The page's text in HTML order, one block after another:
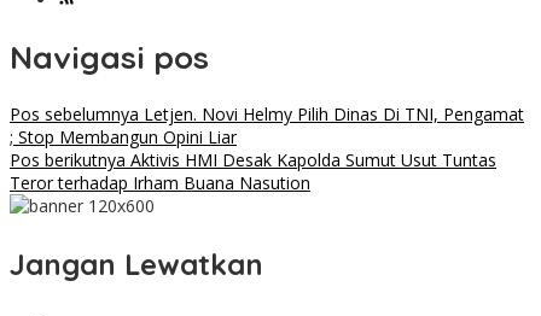
Navigasi pos
Pos sebelumnya Letjen. Novi Helmy Pilih Dinas Di TNI, Pengamat
; Stop Membangun Opini Liar
Pos berikutnya Aktivis HMI Desak Kapolda Sumut Usut Tuntas
Teror terhadap Irham Buana Nasution
Jangan Lewatkan